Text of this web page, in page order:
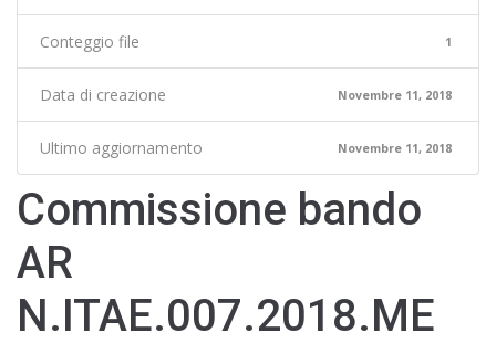
Conteggio file 1
Data di creazione Novembre 11, 2018
Ultimo aggiornamento Novembre 11, 2018
Commissione bando
AR
N.ITAE.007.2018.ME